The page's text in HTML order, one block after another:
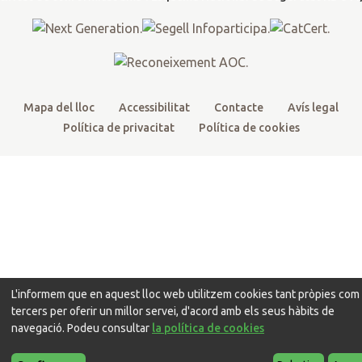
o
k
a
m
Mapa del lloc Accessibilitat Contacte
Avís legal
Política de privacitat
Política de cookies
L'informem que en aquest lloc web utilitzem cookies tant pròpies com
tercers per oferir un millor servei, d'acord amb els seus hàbits de
navegació. Podeu consultar la política de cookies